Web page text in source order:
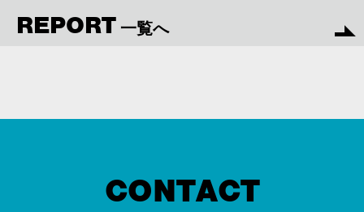
REPORT 一覧へ
CONTACT